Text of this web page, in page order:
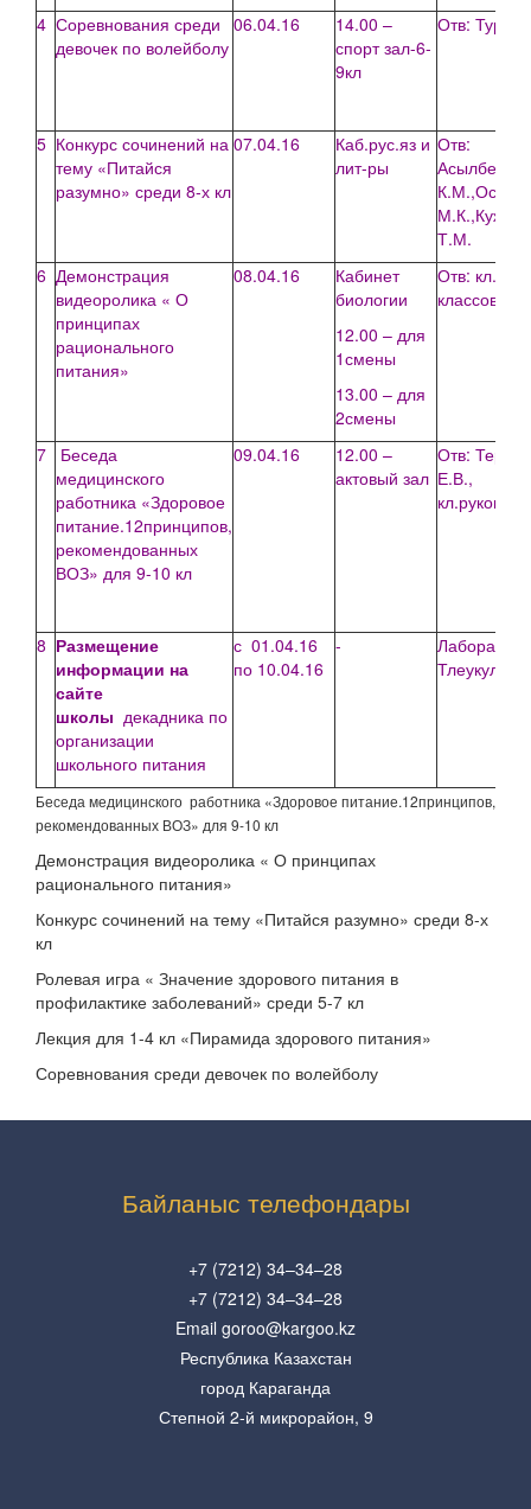
4 Соревнования среди
девочек по волейболу
06.04.16
14.00 –
спорт зал-6-
9кл
Отв:
5 Конкурс сочинений на
тему «Питайся
разумно» среди 8-х кл
07.04.16
Каб.рус.яз и
лит-ры
Отв:
Асылбекова
М.К.,Кужина
Т.М.
6 Демонстрация
видеоролика « О
принципах
рационального
питания»
08.04.16
Кабинет
биологии
12.00 – для
1смены
13.00 – для
2смены
Отв:
классов
7
Беседа
медицинского
работника «Здоровое
питание.12принципов,
рекомендованных
ВОЗ» для 9-10 кл
09.04.16
12.00 –
актовый зал
Отв:
Е.В.,
8 Размещение
информации на
сайте
школы декадника по
организации
школьного питания
с 01.04.16
по 10.04.16
-
Лаборант-
Беседа медицинского работника «Здоровое питание.12принципов,
рекомендованных ВОЗ» для 9-10 кл
Демонстрация видеоролика « О принципах
рационального питания»
Конкурс сочинений на тему «Питайся разумно» среди 8-х
кл
Ролевая игра « Значение здорового питания в
профилактике заболеваний» среди 5-7 кл
Лекция для 1-4 кл «Пирамида здорового питания»
Соревнования среди девочек по волейболу
Байланыс телефондары
+7 (7212) 34–34–28
+7 (7212) 34–34–28
Email goroo@kargoo.kz
Республика Казахстан
город Караганда
Степной 2-й микрорайон, 9